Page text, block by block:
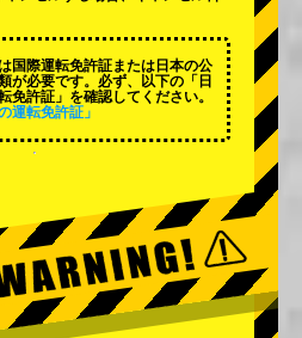
国際運転免許証または日本の公
が必要です。必ず、以下の「日
免許証」を確認してください。
運転免許証」